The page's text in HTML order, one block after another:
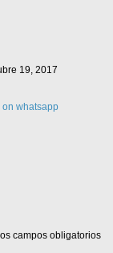
19, 2017
campos obligatorios